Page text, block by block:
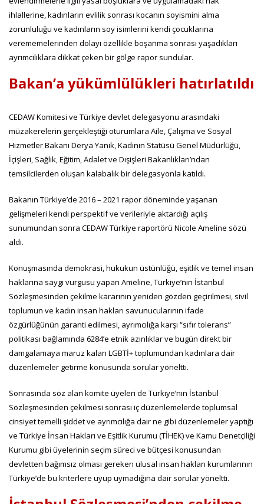
ihlallerine, kadınların evlilik sonrası kocanın soyismini alma
zorunluluğu ve kadınların soy isimlerini kendi çocuklarına
verememelerinden dolayı özellikle boşanma sonrası yaşadıkları
ayrımcılıklara dikkat çeken bir gölge rapor sundular.
Bakan’a yükümlülükleri hatırlatıldı
CEDAW Komitesi ve Türkiye devlet delegasyonu arasındaki
müzakerelerin gerçekleştiği oturumlara Aile, Çalışma ve Sosyal
Hizmetler Bakanı Derya Yanık, Kadının Statüsü Genel Müdürlüğü,
İçişleri, Sağlık, Eğitim, Adalet ve Dışişleri Bakanlıkları’ndan
temsilcilerden oluşan kalabalık bir delegasyonla katıldı.
Bakanın Türkiye’de 2016 – 2021 rapor döneminde yaşanan
gelişmeleri kendi perspektif ve verileriyle aktardığı açılış
sunumundan sonra CEDAW Türkiye raportörü Nicole Ameline sözü
aldı.
Konuşmasında demokrasi, hukukun üstünlüğü, eşitlik ve temel insan
haklarına saygı vurgusu yapan Ameline, Türkiye’nin İstanbul
Sözleşmesinden çekilme kararının yeniden gözden geçirilmesi, sivil
toplumun ve kadın insan hakları savunucularının ifade
özgürlüğünün garanti edilmesi, ayrımcılığa karşı “sıfır tolerans”
politikası bağlamında 6284’e etnik azınlıklar ve bugün direkt bir
damgalamaya maruz kalan LGBTİ+ toplumundan kadınlara dair
düzenlemeler getirme konusunda sorular yöneltti.
Sonrasında söz alan komite üyeleri de Türkiye’nin İstanbul
Sözleşmesinden çekilmesi sonrası iç düzenlemelerde toplumsal
cinsiyet temelli şiddet ve ayrımcılığa dair ne gibi düzenlemeler yaptığı
ve Türkiye İnsan Hakları ve Eşitlik Kurumu (TİHEK) ve Kamu Denetçiliği
Kurumu gibi üyelerinin seçim süreci ve bütçesi konusundan
devletten bağımsız olması gereken ulusal insan hakları kurumlarının
Türkiye’de bu kriterlere uyup uymadığına dair sorular yöneltti.